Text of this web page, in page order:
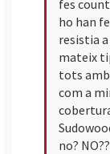
fes
ho han
resistia
mateix
tots
com a
no?